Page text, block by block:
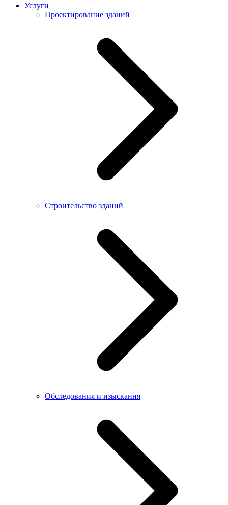
Услуги
Проектирование зданий
Строительство зданий
Обследования и изыскания